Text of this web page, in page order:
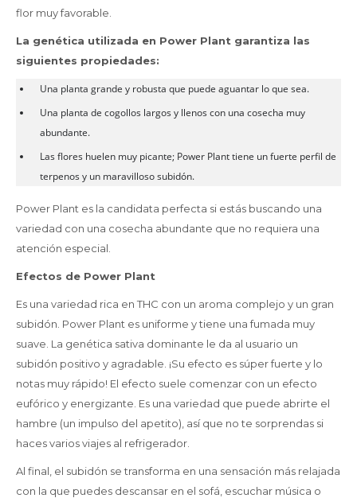
flor muy favorable.
La genética utilizada en Power Plant garantiza las
siguientes propiedades:
Una planta grande y robusta que puede aguantar lo que sea.
Una planta de cogollos largos y llenos con una cosecha muy
abundante.
Las flores huelen muy picante; Power Plant tiene un fuerte perfil de
terpenos y un maravilloso subidón.
Power Plant es la candidata perfecta si estás buscando una
variedad con una cosecha abundante que no requiera una
atención especial.
Efectos de Power Plant
Es una variedad rica en THC con un aroma complejo y un gran
subidón. Power Plant es uniforme y tiene una fumada muy
suave. La genética sativa dominante le da al usuario un
subidón positivo y agradable. ¡Su efecto es súper fuerte y lo
notas muy rápido! El efecto suele comenzar con un efecto
eufórico y energizante. Es una variedad que puede abrirte el
hambre (un impulso del apetito), así que no te sorprendas si
haces varios viajes al refrigerador.
Al final, el subidón se transforma en una sensación más relajada
con la que puedes descansar en el sofá, escuchar música o